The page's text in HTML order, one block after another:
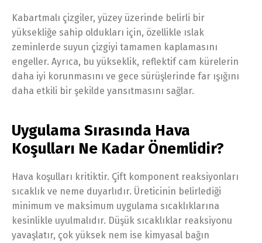
Kabartmalı çizgiler, yüzey üzerinde belirli bir
yüksekliğe sahip oldukları için, özellikle ıslak
zeminlerde suyun çizgiyi tamamen kaplamasını
engeller. Ayrıca, bu yükseklik, reflektif cam kürelerin
daha iyi korunmasını ve gece sürüşlerinde far ışığını
daha etkili bir şekilde yansıtmasını sağlar.
Uygulama Sırasında Hava
Koşulları Ne Kadar Önemlidir?
Hava koşulları kritiktir. Çift komponent reaksiyonları
sıcaklık ve neme duyarlıdır. Üreticinin belirlediği
minimum ve maksimum uygulama sıcaklıklarına
kesinlikle uyulmalıdır. Düşük sıcaklıklar reaksiyonu
yavaşlatır, çok yüksek nem ise kimyasal bağın